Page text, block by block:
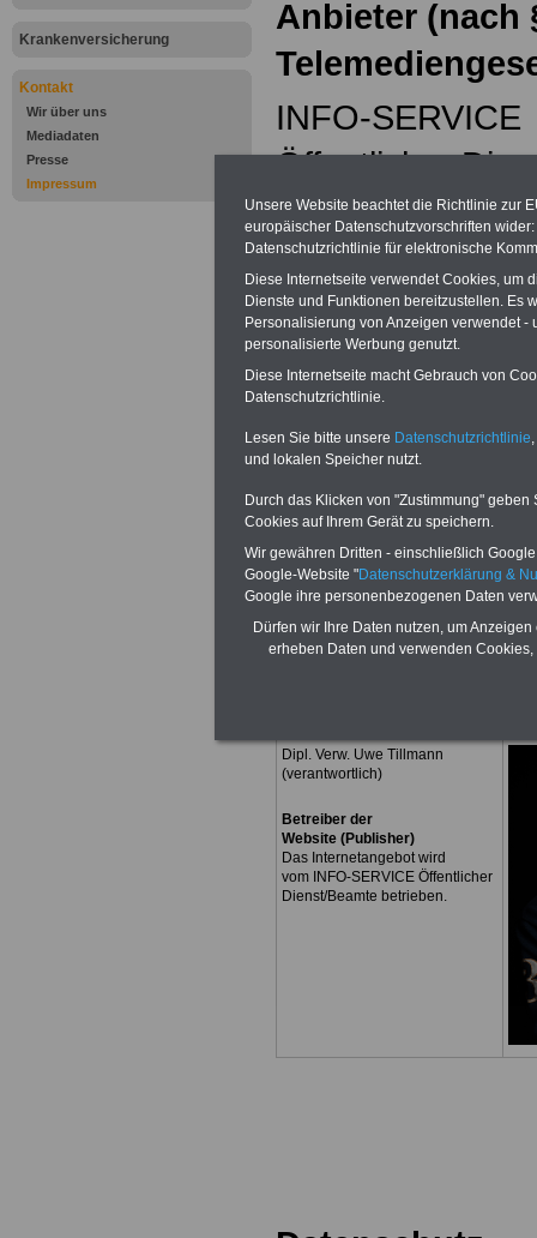
Krankenversicherung
Kontakt
Wir über uns
Mediadaten
Presse
Impressum
Anbieter (nach
INFO-SERVICE
Öffentlicher
Dipl. Verw. Uwe
Carl-Ludwig-
55232 Alzey
Tel:
Fax:
E-Mail:
Dipl. Verw. Uwe Tillmann
(verantwortlich)
Betreiber der
Website (Publisher)
Das Internetangebot wird
vom INFO-SERVICE Öffentlicher
Dienst/Beamte betrieben.
Unsere Website beachtet die Richtlinie zur
europäischer Datenschutzvorschriften
Datenschutzrichtlinie für elektronische
Diese Internetseite verwendet Cookies, um
Dienste und Funktionen bereitzustellen. Es
Personalisierung von Anzeigen verwendet
personalisierte Werbung genutzt.
Diese Internetseite macht Gebrauch von
Datenschutzrichtlinie.
Lesen Sie bitte unsere Datenschutzrichtlinie
und lokalen Speicher nutzt.
Durch das Klicken von "Zustimmung"
Cookies auf Ihrem Gerät zu speichern.
Wir gewähren Dritten - einschließlich
Google-Website "Datenschutzerklärung &
Google ihre personenbezogenen Daten
Dürfen wir Ihre Daten nutzen, um
erheben Daten und verwenden